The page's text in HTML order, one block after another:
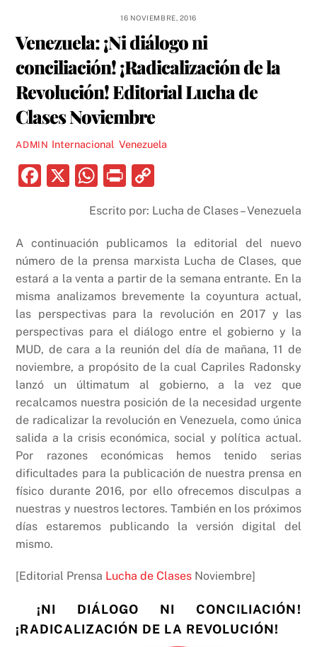
16 NOVIEMBRE, 2016
Venezuela: ¡Ni diálogo ni
conciliación! ¡Radicalización de la
Revolución! Editorial Lucha de
Clases Noviembre
ADMIN Internacional Venezuela
F
e
b
o
o
k
X
W
at
s
A
p
p
P
nt p
y
Li
n
k
Escrito por: Lucha de Clases – Venezuela
A continuación publicamos la editorial del nuevo
número de la prensa marxista Lucha de Clases, que
estará a la venta a partir de la semana entrante. En la
misma analizamos brevemente la coyuntura actual,
las perspectivas para la revolución en 2017 y las
perspectivas para el diálogo entre el gobierno y la
MUD, de cara a la reunión del día de mañana, 11 de
noviembre, a propósito de la cual Capriles Radonsky
lanzó un últimatum al gobierno, a la vez que
recalcamos nuestra posición de la necesidad urgente
de radicalizar la revolución en Venezuela, como única
salida a la crisis económica, social y política actual.
Por razones económicas hemos tenido serias
dificultades para la publicación de nuestra prensa en
físico durante 2016, por ello ofrecemos disculpas a
nuestras y nuestros lectores. También en los próximos
días estaremos publicando la versión digital del
mismo.
[Editorial Prensa Lucha de Clases Noviembre]
¡NI DIÁLOGO NI CONCILIACIÓN!
¡RADICALIZACIÓN DE LA REVOLUCIÓN!